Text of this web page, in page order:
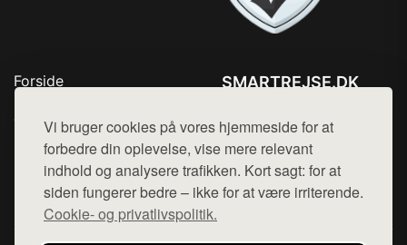
Vi bruger cookies på vores hjemmeside for at
forbedre din oplevelse, vise mere relevant
indhold og analysere trafikken. Kort sagt: for at
siden fungerer bedre – ikke for at være irriterende.
Cookie- og privatlivspolitik.
Forside
Top Rabatter
Kontakt
SMARTREJSE.DK
Mail: hej@want.dk
Cookie- og privatlivspolitik